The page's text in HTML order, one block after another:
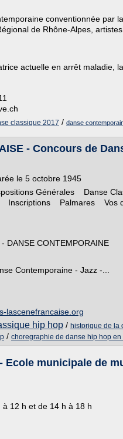
conventionnée par
de Rhône-Alpes,
actuelle en arrêt maladie,
classique 2017 / danse
- Concours de
le 5 octobre 1945
Générales Danse
Inscriptions Palmares Vos
DANSE CONTEMPORAINE
Contemporaine - Jazz -...
lascenefrancaise.org
hip hop / historique de la
/ choregraphie de danse hip hop en
Ecole municipale de
12 h et de 14 h à 18 h